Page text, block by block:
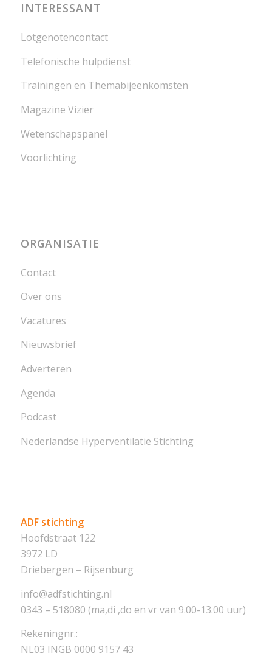
INTERESSANT
Lotgenotencontact
Telefonische hulpdienst
Trainingen en Themabijeenkomsten
Magazine Vizier
Wetenschapspanel
Voorlichting
ORGANISATIE
Contact
Over ons
Vacatures
Nieuwsbrief
Adverteren
Agenda
Podcast
Nederlandse Hyperventilatie Stichting
ADF stichting
Hoofdstraat 122
3972 LD
Driebergen – Rijsenburg
info@adfstichting.nl
0343 – 518080 (ma,di ,do en vr van 9.00-13.00 uur)
Rekeningnr.:
NL03 INGB 0000 9157 43